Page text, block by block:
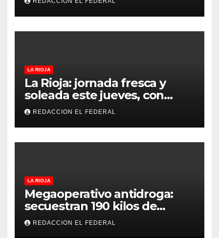
denuncian excesos, mientras
proteccionistas reclaman
controles más duros
LA RIOJA
La Rioja: jornada fresca y
soleada este jueves, con
temperaturas estables para
el viernes
REDACCION EL FEDERAL
LA RIOJA
Megaoperativo antidroga:
secuestran 190 kilos de
marihuana que tenían como
destino La Rioja y Catamarca
REDACCION EL FEDERAL